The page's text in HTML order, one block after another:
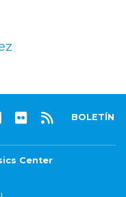
BOLETÍN
Center